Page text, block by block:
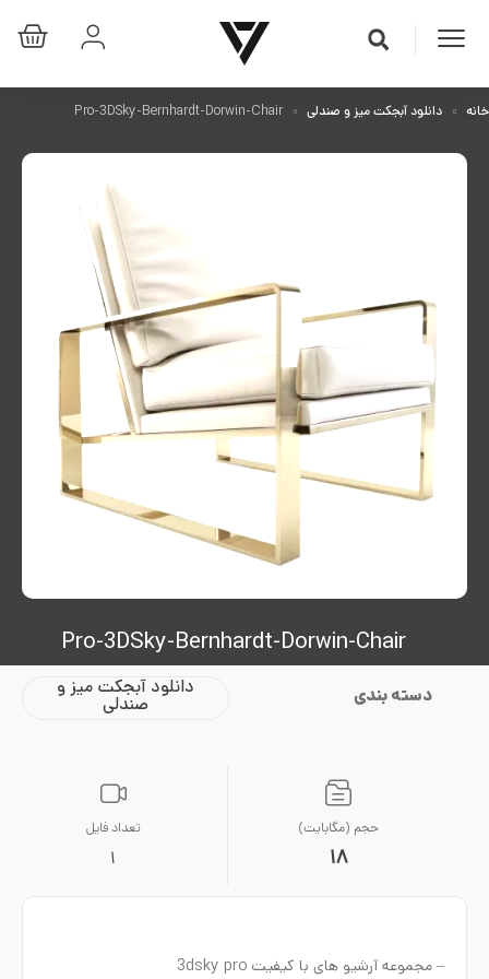
خانه دانلود آبجکت میز و صندلی Pro-3DSky-Bernhardt-Dorwin-Chair
Pro-3DSky-Bernhardt-Dorwin-Chair
دسته بندی دانلود آبجکت میز و
صندلی
حجم (مگابایت)
18
تعداد فایل
1
– مجموعه آرشیو های با کیفیت 3dsky pro